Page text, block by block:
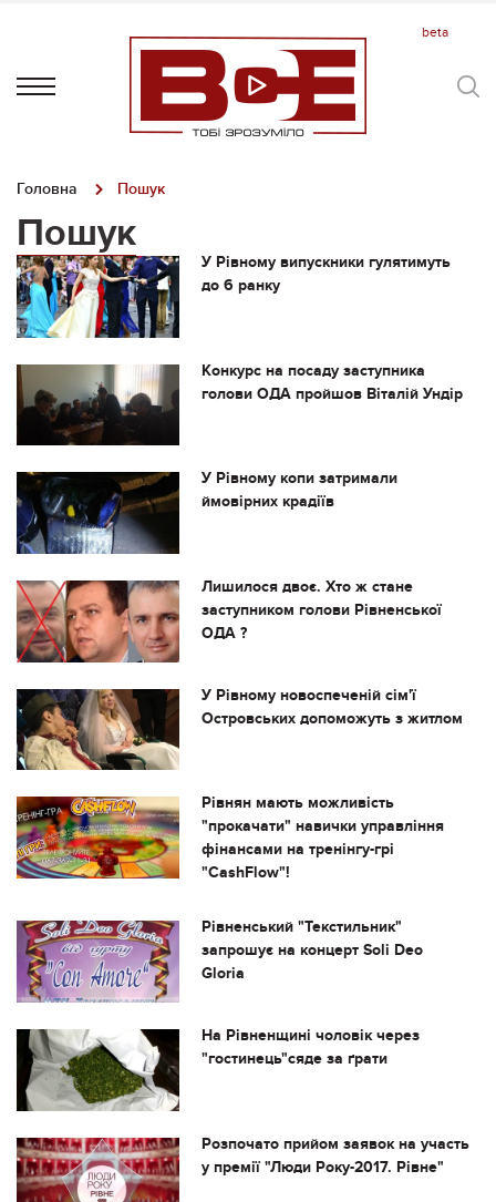
Головна Пошук
Пошук
У Рівному випускники гулятимуть
до 6 ранку
Конкурс на посаду заступника
голови ОДА пройшов Віталій Ундір
У Рівному копи затримали
ймовірних крадіїв
Лишилося двоє. Хто ж стане
заступником голови Рівненської
ОДА ?
У Рівному новоспеченій сім'ї
Островських допоможуть з житлом
Рівнян мають можливість
"прокачати" навички управління
фінансами на тренінгу-грі
"CashFlow"!
Рівненський "Текстильник"
запрошує на концерт Soli Deo
Gloria
На Рівненщині чоловік через
"гостинець"сяде за ґрати
Розпочато прийом заявок на участь
у премії "Люди Року-2017. Рівне"